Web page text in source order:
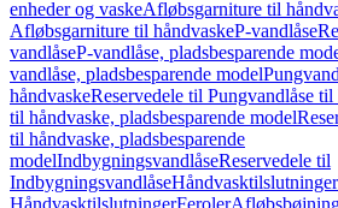
enheder og vaskeAfløbsgarniture til
Afløbsgarniture til håndvaskeP-vandlåse
vandlåseP-vandlåse, pladsbesparende
vandlåse, pladsbesparende model
håndvaskeReservedele til Pungvandlåse til
til håndvaske, pladsbesparende model
til håndvaske, pladsbesparende
modelIndbygningsvandlåseReservedele til
IndbygningsvandlåseHåndvasktilslutninger
HåndvasktilslutningerFeroler